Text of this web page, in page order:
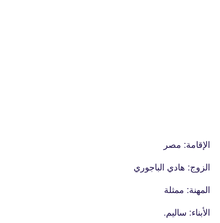
الإقامة: مصر
الزوج: هادي الباجوري
المهنة: ممثلة
الأبناء: ساليم.